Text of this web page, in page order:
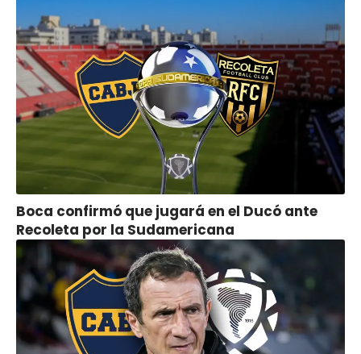
Boca confirmó que jugará en el Ducó ante
Recoleta por la Sudamericana